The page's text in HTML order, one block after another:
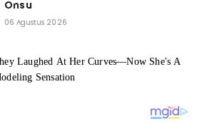
Onsu
06 Agustus 2026